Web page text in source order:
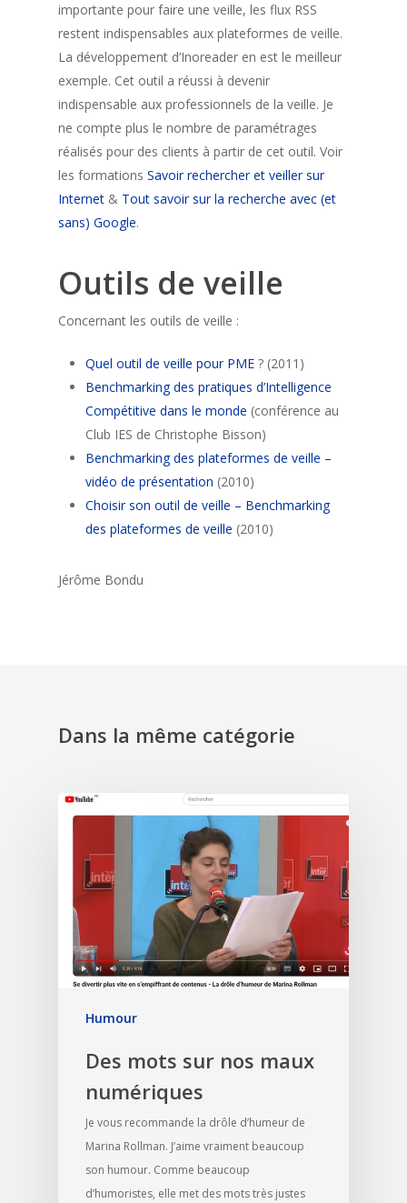
importante pour faire une veille, les flux RSS
restent indispensables aux plateformes de veille.
La développement d’Inoreader en est le meilleur
exemple. Cet outil a réussi à devenir
indispensable aux professionnels de la veille. Je
ne compte plus le nombre de paramétrages
réalisés pour des clients à partir de cet outil. Voir
les formations Savoir rechercher et veiller sur
Internet & Tout savoir sur la recherche avec (et
sans) Google.
Outils de veille
Concernant les outils de veille :
Quel outil de veille pour PME ? (2011)
Benchmarking des pratiques d’Intelligence
Compétitive dans le monde (conférence au
Club IES de Christophe Bisson)
Benchmarking des plateformes de veille –
vidéo de présentation (2010)
Choisir son outil de veille – Benchmarking
des plateformes de veille (2010)
Jérôme Bondu
Dans la même catégorie
Humour
Des mots sur nos maux
numériques
Je vous recommande la drôle d’humeur de
Marina Rollman. J’aime vraiment beaucoup
son humour. Comme beaucoup
d’humoristes, elle met des mots très justes